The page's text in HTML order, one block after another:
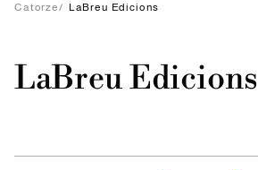
Catorze/ LaBreu Edicions
LaBreu Edicions